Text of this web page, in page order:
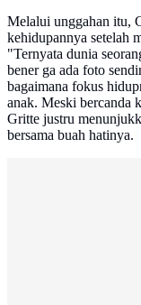
Melalui unggahan itu,
kehidupannya setelah
"Ternyata dunia
bener ga ada foto
bagaimana fokus
anak. Meski bercanda
Gritte justru
bersama buah hatinya.